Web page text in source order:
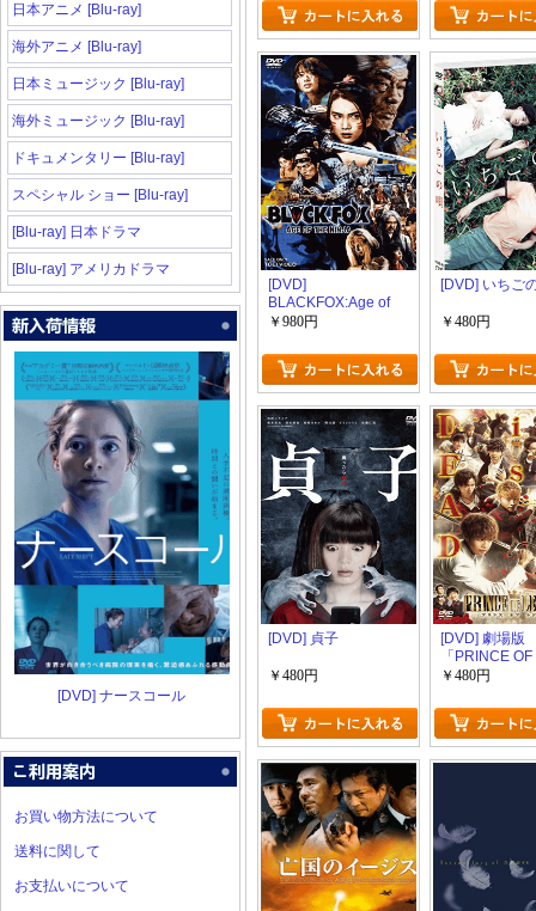
日本アニメ [Blu-ray]
海外アニメ [Blu-ray]
日本ミュージック [Blu-ray]
海外ミュージック [Blu-ray]
ドキュメンタリー [Blu-ray]
スペシャル ショー [Blu-ray]
[Blu-ray] 日本ドラマ
[Blu-ray] アメリカドラマ
[DVD] ナースコール
お買い物方法について
送料に関して
お支払いについて
[DVD]
BLACKFOX:Age of
the Ninja 特別限定版
￥980円
[DVD] いちご
￥480円
[DVD] 貞子
￥480円
[DVD] 劇場版
「PRINCE OF
LEGEND」通
￥480円